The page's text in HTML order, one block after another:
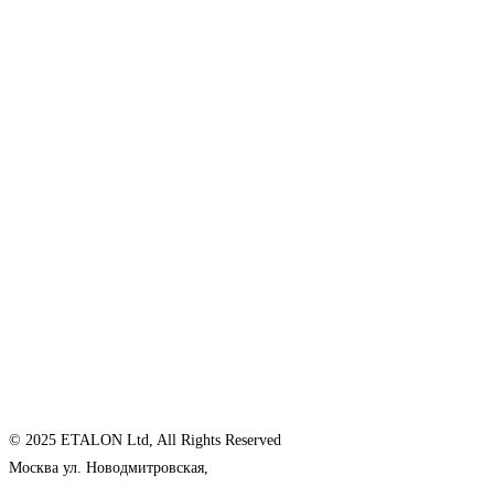
© 2025 ETALON Ltd, All Rights Reserved
Москва ул. Новодмитровская,